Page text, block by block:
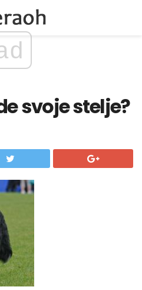
svoje stelje?